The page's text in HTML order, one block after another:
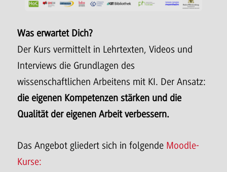
Was erwartet Dich?
Der Kurs vermittelt in Lehrtexten, Videos und
Interviews die Grundlagen des
wissenschaftlichen Arbeitens mit KI. Der Ansatz:
die eigenen Kompetenzen stärken und die
Qualität der eigenen Arbeit verbessern.
Das Angebot gliedert sich in folgende Moodle-
Kurse: